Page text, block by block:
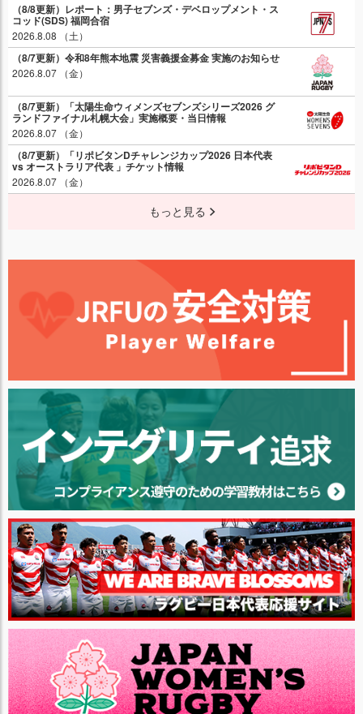
（8/8更新）レポート：男子セブンズ・デベロップメント・ス
コッド(SDS) 福岡合宿
2026.8.08 （土）
（8/7更新）令和8年熊本地震 災害義援金募金 実施のお知らせ
2026.8.07 （金）
（8/7更新）「太陽生命ウィメンズセブンズシリーズ2026 グ
ランドファイナル札幌大会」実施概要・当日情報
2026.8.07 （金）
（8/7更新）「リポビタンDチャレンジカップ2026 日本代表
vs オーストラリア代表 」チケット情報
2026.8.07 （金）
もっと見る